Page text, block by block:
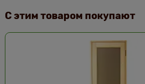
С этим товаром покупают